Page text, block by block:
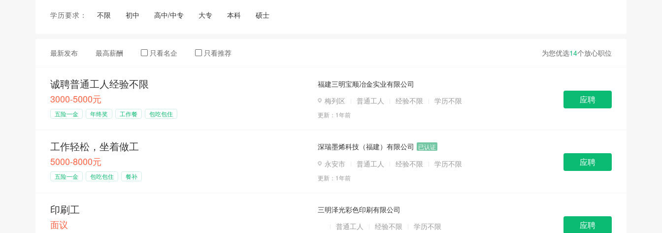
电子通讯/电气(器)类
财务/审(统)计
经营/管理类
市场销售类
业务销售
技术工人
娱乐休闲
学历要求： 不限 初中 高中/中专 大专 本科 硕士
为您优选14个放心职位
最新发布 最高薪酬 只看名企 只看推荐
诚聘普通工人经验不限
3000-5000元
五险一金 年终奖 工作餐 包吃包住
福建三明宝顺冶金实业有限公司
梅列区
普通工人 经验不限 学历不限
更新： 1年前
应聘
工作轻松，坐着做工
5000-8000元
五险一金 包吃包住 餐补
深瑞墨烯科技（福建）有限公司 已认证
永安市 普通工人 经验不限 学历不限
更新： 1年前
应聘
印刷工
面议
三明泽光彩色印刷有限公司
普通工人
经验不限 学历不限 应聘